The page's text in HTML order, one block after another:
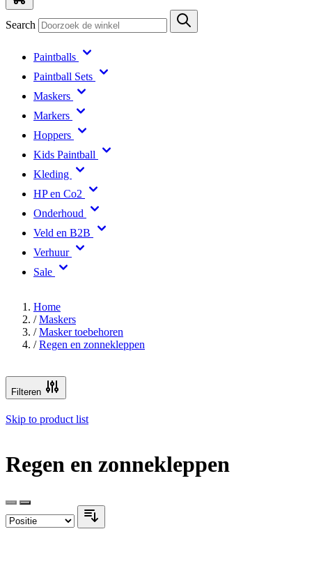
Search
Paintballs
Paintball Sets
Maskers
Markers
Hoppers
Kids Paintball
Kleding
HP en Co2
Onderhoud
Veld en B2B
Verhuur
Sale
Home
/ Maskers
/ Masker toebehoren
/ Regen en zonnekleppen
Filteren
Skip to product list
Regen en zonnekleppen